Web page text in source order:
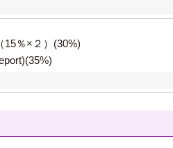
15％×２）(30%)